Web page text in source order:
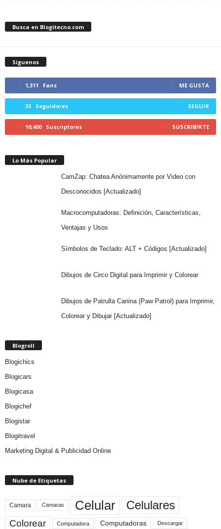
Busca en Blogitecno.com
Síguenos
1,311 Fans ME GUSTA
33 Seguidores SEGUIR
10,400 Suscriptores SUSCRIBIRTE
Lo Más Popular
CamZap: Chatea Anónimamente por Video con
Desconocidos [Actualizado]
Macrocomputadoras: Definición, Características,
Ventajas y Usos
Símbolos de Teclado: ALT + Códigos [Actualizado]
Dibujos de Circo Digital para Imprimir y Colorear
Dibujos de Patrulla Canina (Paw Patrol) para Imprimir,
Colorear y Dibujar [Actualizado]
Blogroll
Blogichics
Blogicars
Blogicasa
Blogichef
Blogistar
Blogitravel
Marketing Digital & Publicidad Online
Nube de Etiquetas
Camara Camaras Celular Celulares
Colorear Computadora Computadoras Descargar